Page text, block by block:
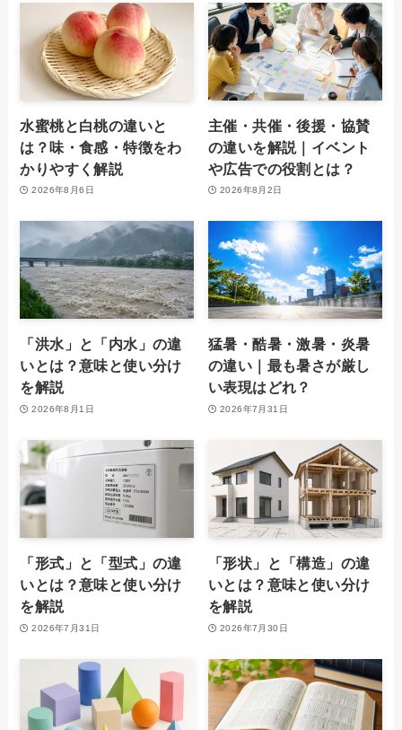
水蜜桃と白桃の違いと
は？味・食感・特徴をわ
かりやすく解説
2026年8月6日
主催・共催・後援・協賛
の違いを解説｜イベント
や広告での役割とは？
2026年8月2日
「洪水」と「内水」の違
いとは？意味と使い分け
を解説
2026年8月1日
猛暑・酷暑・激暑・炎暑
の違い｜最も暑さが厳し
い表現はどれ？
2026年7月31日
「形式」と「型式」の違
いとは？意味と使い分け
を解説
2026年7月31日
「形状」と「構造」の違
いとは？意味と使い分け
を解説
2026年7月30日